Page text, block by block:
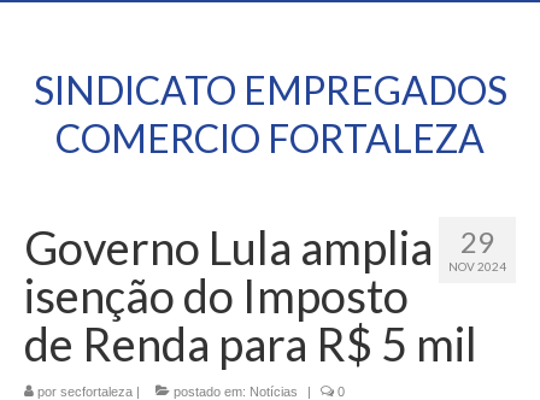
SINDICATO EMPREGADOS
COMERCIO FORTALEZA
29
NOV 2024
Governo Lula amplia
isenção do Imposto
de Renda para R$ 5 mil
por secfortaleza | postado em: Notícias | 0